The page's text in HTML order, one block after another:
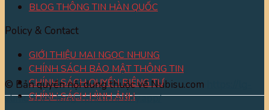
BLOG THÔNG TIN HÀN QUỐC
Policy & Contact
GIỚI THIỆU MAI NGỌC NHUNG
CHÍNH SÁCH BẢO MẬT THÔNG TIN
CHÍNH SÁCH QUYỀN RIÊNG TƯ
CHÍNH SÁCH HÌNH ẢNH
© Bản quyền nội dung thuộc về Nubisu.com
clinic-triet-long-tphcm.netlify.app/